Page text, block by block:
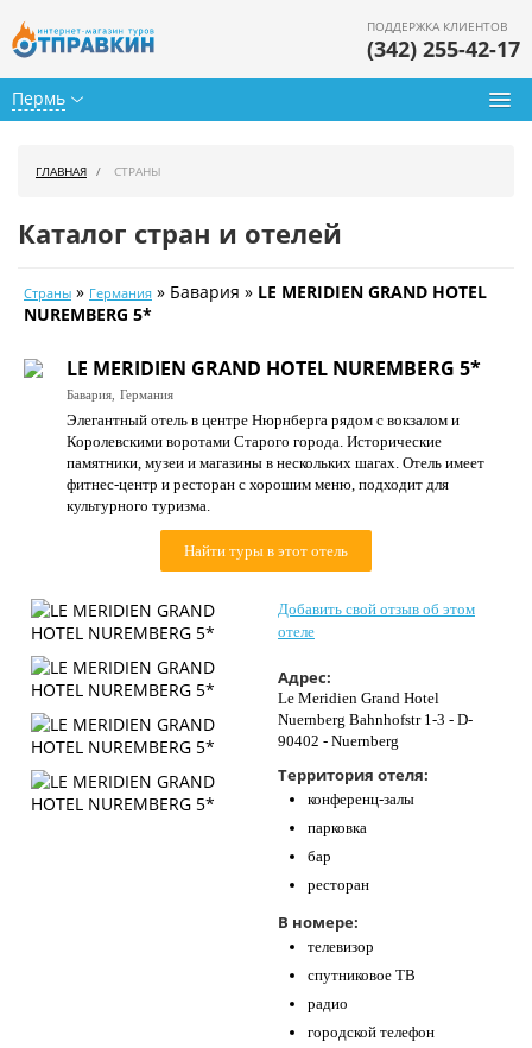
Пермь
ПОДДЕРЖКА КЛИЕНТОВ
(342) 255-42-17
Календарь туров
Цены дня
Страны
Как купить
О нас
ГЛАВНАЯ СТРАНЫ
Каталог стран и отелей
Страны » Германия » Бавария » LE MERIDIEN GRAND HOTEL
NUREMBERG 5*
LE MERIDIEN GRAND HOTEL NUREMBERG 5*
Бавария, Германия
Элегантный отель в центре Нюрнберга рядом с вокзалом и
Королевскими воротами Старого города. Исторические
памятники, музеи и магазины в нескольких шагах. Отель имеет
фитнес-центр и ресторан с хорошим меню, подходит для
культурного туризма.
Найти туры в этот отель
Добавить свой отзыв об этом
отеле
Адрес:
Le Meridien Grand Hotel
Nuernberg Bahnhofstr 1-3 - D-
90402 - Nuernberg
Территория отеля:
конференц-залы
парковка
бар
ресторан
В номере:
телевизор
спутниковое ТВ
радио
городской телефон